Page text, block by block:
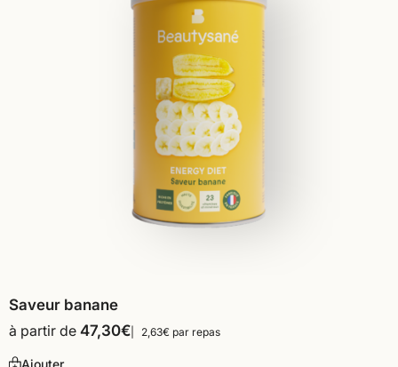
Saveur banane
à partir de 47,30€ 2,63€ par repas
Ajouter